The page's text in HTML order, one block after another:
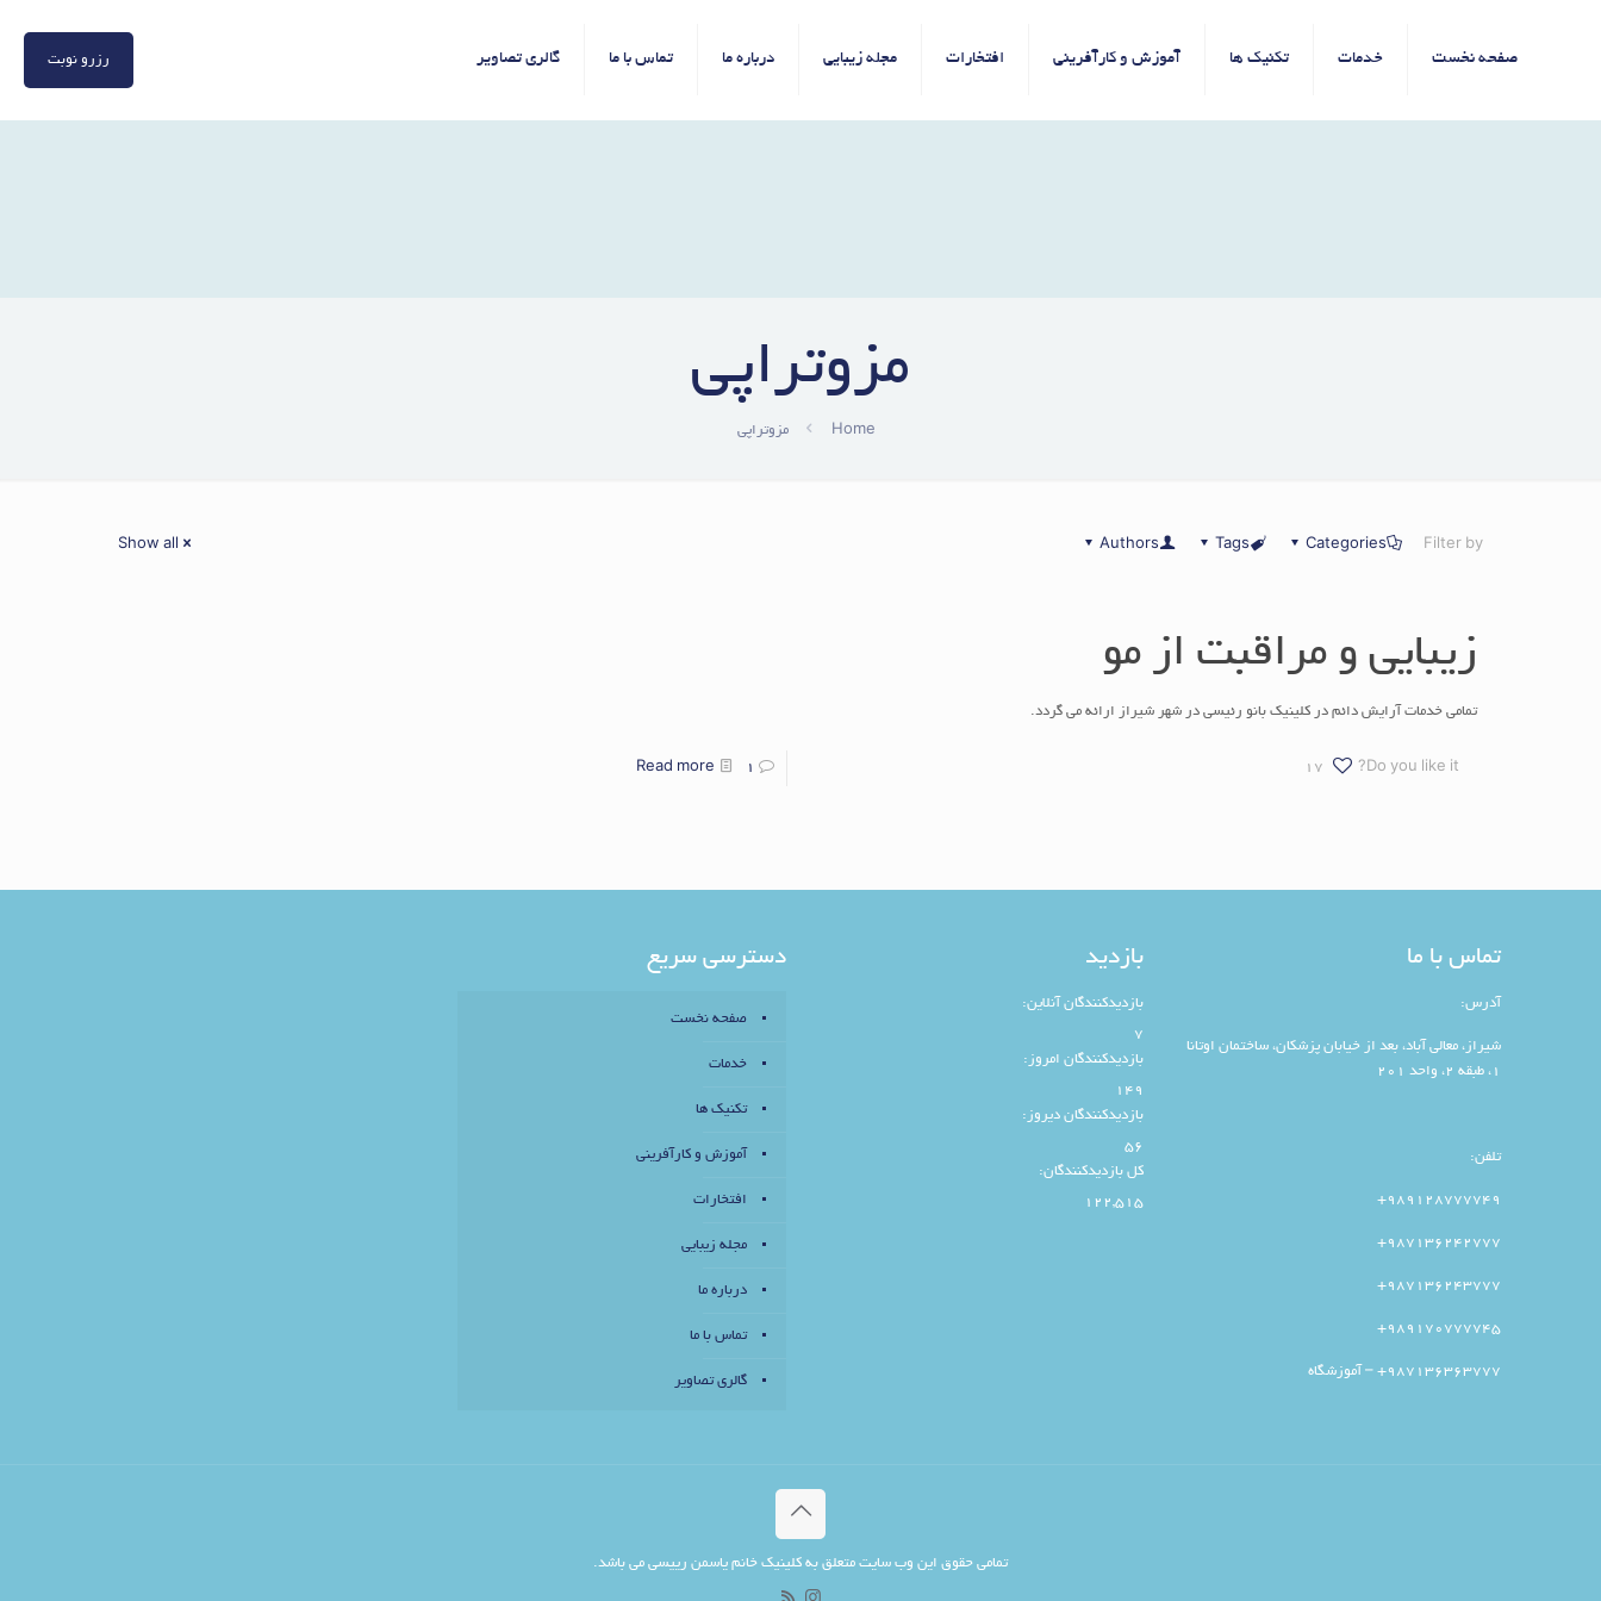
صفحه نخست خدمات تکنیک ها آموزش و کارآفرینی افتخارات مجله زیبایی درباره ما تماس با ما گالری تصاویر رزرو نوبت
مزوتراپی
Home مزوتراپی
Filter by
Categories
Tags
Authors
Show all
زیبایی و مراقبت از مو
تمامی خدمات آرایش دائم در کلینیک بانو رئیسی در شهر شیراز ارائه می گردد.
Do you like it?
17
1
Read more
تماس با ما
آدرس:
شیراز، معالی آباد، بعد از خیابان پزشکان، ساختمان اوتانا
1، طبقه 2، واحد 201
تلفن:
989128777749+
987136242777+
987136243777+
989170777745+
987136363777+ – آموزشگاه
بازدید
بازدیدکنندگان آنلاین:
7
بازدیدکنندگان امروز:
149
بازدیدکنندگان دیروز:
56
کل بازدیدکنند‌گان:
122,515
دسترسی سریع
صفحه نخست
خدمات
تکنیک ها
آموزش و کارآفرینی
افتخارات
مجله زیبایی
درباره ما
تماس با ما
گالری تصاویر
تمامی حقوق این وب سایت متعلق به کلینیک خانم یاسمن رییسی می باشد.